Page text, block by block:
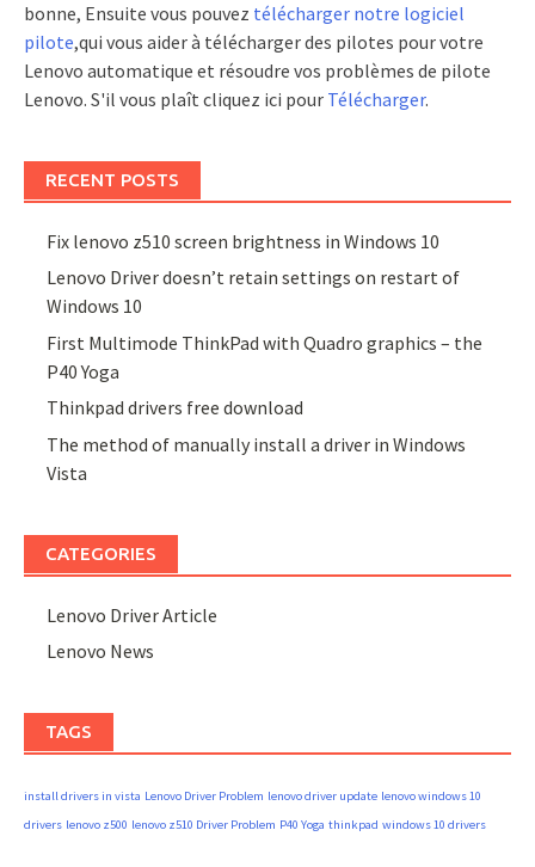
bonne, Ensuite vous pouvez télécharger notre logiciel
pilote,qui vous aider à télécharger des pilotes pour votre
Lenovo automatique et résoudre vos problèmes de pilote
Lenovo. S'il vous plaît cliquez ici pour Télécharger.
RECENT POSTS
Fix lenovo z510 screen brightness in Windows 10
Lenovo Driver doesn’t retain settings on restart of
Windows 10
First Multimode ThinkPad with Quadro graphics – the
P40 Yoga
Thinkpad drivers free download
The method of manually install a driver in Windows
Vista
CATEGORIES
Lenovo Driver Article
Lenovo News
TAGS
install drivers in vista Lenovo Driver Problem lenovo driver update lenovo windows 10
drivers lenovo z500 lenovo z510 Driver Problem P40 Yoga thinkpad windows 10 drivers